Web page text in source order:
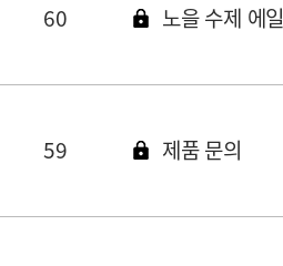
60 노을 수제 에
59 제품 문의